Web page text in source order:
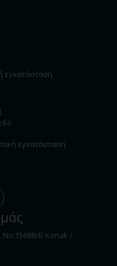
εγκατάσταση
εγκατάσταση
No:15698/B Konak /